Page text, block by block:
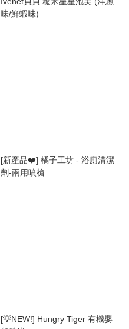
味/鮮蝦味)
[新產品❤️] 橘子工坊 - 浴廁清潔
劑-兩用噴槍
[💡NEW!] Hungry Tiger 有機嬰